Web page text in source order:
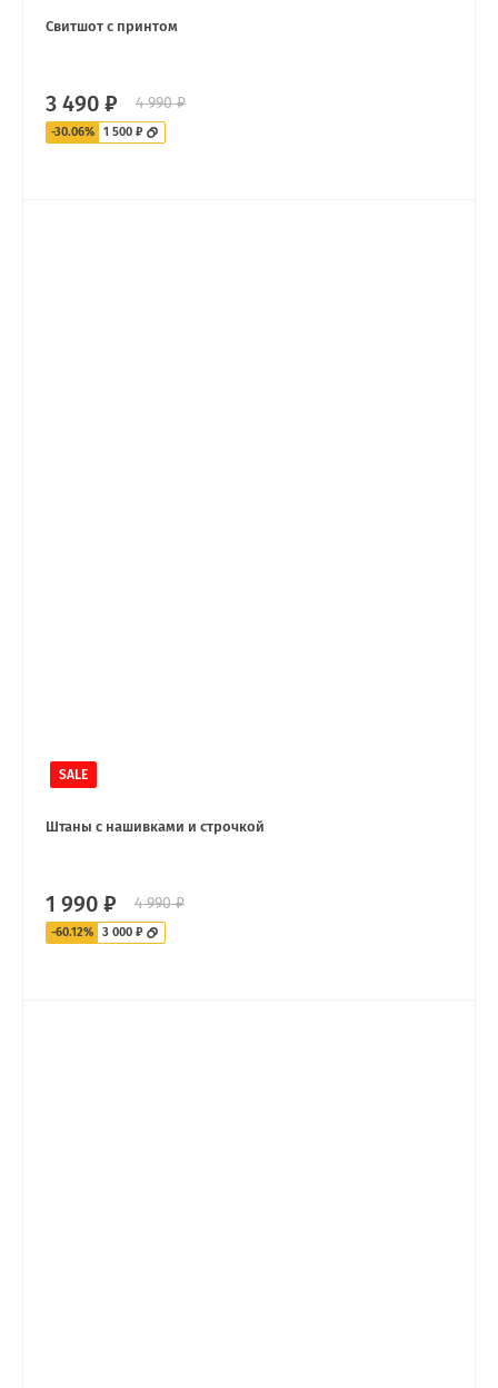
Свитшот с принтом
3 490 ₽ 4 990 ₽
-30.06% 1 500 ₽
SALE
Штаны с нашивками и строчкой
1 990 ₽ 4 990 ₽
-60.12% 3 000 ₽